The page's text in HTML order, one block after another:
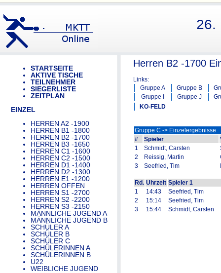
26.
STARTSEITE
AKTIVE TISCHE
TEILNEHMER
SIEGERLISTE
ZEITPLAN
EINZEL
HERREN A2 -1900
HERREN B1 -1800
HERREN B2 -1700
HERREN B3 -1650
HERREN C1 -1600
HERREN C2 -1500
HERREN D1 -1400
HERREN D2 -1300
HERREN E1 -1200
HERREN OFFEN
HERREN S1 -2700
HERREN S2 -2200
HERREN S3 -2150
MÄNNLICHE JUGEND A
MÄNNLICHE JUGEND B
SCHÜLER A
SCHÜLER B
SCHÜLER C
SCHÜLERINNEN A
SCHÜLERINNEN B
U22
WEIBLICHE JUGEND
Herren B2 -1700
Links:
Gruppe A
Gruppe B
Gruppe I
Gruppe J
KO-FELD
Gruppe C -> Einzelergebnisse
#
Spieler
1
Schmidt, Carsten
2
Reissig, Martin
3
Seefried, Tim
Rd. Uhrzeit Spieler 1
1
14:43
Seefried, Tim
2
15:14
Seefried, Tim
3
15:44 Schmidt, Carsten